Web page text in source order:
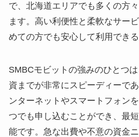
で、北海道エリアでも多くの方
ます。高い利便性と柔軟なサー
めての方でも安心して利用できる
SMBCモビットの強みのひとつ
資までが非常にスピーディーで
ンターネットやスマートフォン
つでも申し込むことができ、最
能です。急な出費や不意の資金